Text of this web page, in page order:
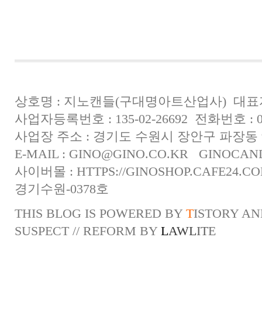
상호명 : 지노캔들(구대명아트산업사) 대
사업자등록번호 : 135-02-26692 전화번호 :
사업장 주소 : 경기도 수원시 장안구 파장동
E-MAIL : GINO@GINO.CO.KR
사이버몰 : HTTPS://
경기수원-0378호
THIS BLOG IS POWERED BY TISTORY
SUSPECT // REFORM BY LAWLITE